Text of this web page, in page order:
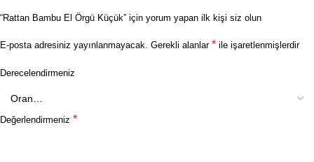
“Rattan Bambu El Örgü Küçük” için yorum yapan ilk kişi siz olun
E-posta adresiniz yayınlanmayacak. Gerekli alanlar * ile işaretlenmişlerdir
Derecelendirmeniz
Değerlendirmeniz *